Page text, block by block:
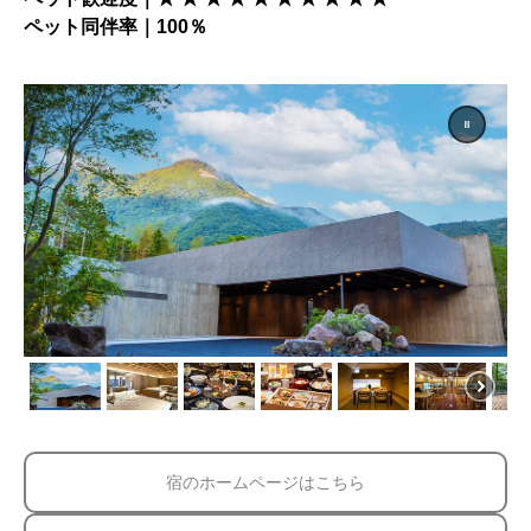
ペット同伴率｜100％
宿のホームページはこちら